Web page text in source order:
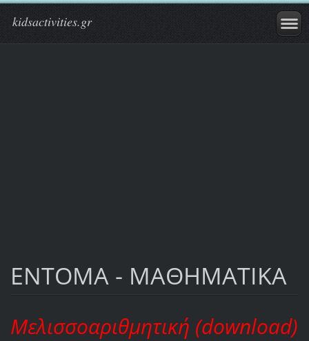
kidsactivities.gr
ΕΝΤΟΜΑ - ΜΑΘΗΜΑΤΙΚΑ
Μελισσοαριθμητική (download)